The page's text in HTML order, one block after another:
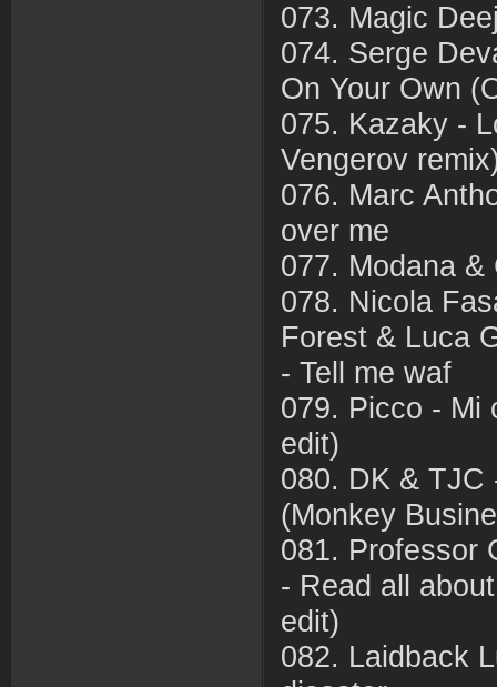
073. Magic
074. Serge
On Your Own
075. Kazaky -
Vengerov
076. Marc
over me
077. Modana
078. Nicola
Forest & Luca
- Tell me waf
079. Picco - Mi
edit)
080. DK & TJC
(Monkey
081. Professor
- Read all
edit)
082. Laidback